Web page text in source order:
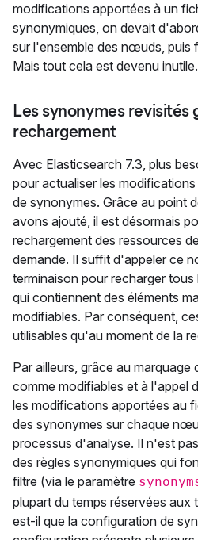
modifications apportées à un
synonymiques, on devait
sur l'ensemble des nœuds, puis
Mais tout cela est devenu inutile.
Les synonymes revisités
rechargement
Avec Elasticsearch 7.3, plus
pour actualiser les
de synonymes. Grâce au point
avons ajouté, il est désormais
rechargement des ressources
demande. Il suffit d'appeler ce
terminaison pour recharger
qui contiennent des éléments
modifiables. Par conséquent,
utilisables qu'au moment de la
Par ailleurs, grâce au
comme modifiables et à l'appel
les modifications apportées au
des synonymes sur chaque
processus d'analyse. Il n'est
des règles synonymiques qui
filtre (via le paramètre
plupart du temps réservées aux
est-il que la configuration de